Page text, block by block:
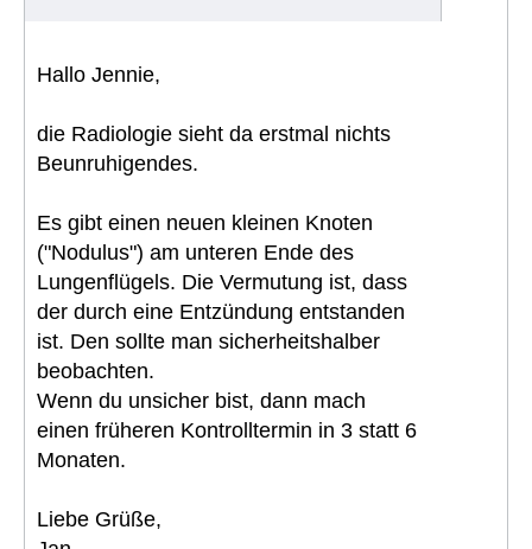
Hallo Jennie,
die Radiologie sieht da erstmal nichts
Beunruhigendes.
Es gibt einen neuen kleinen Knoten
("Nodulus") am unteren Ende des
Lungenflügels. Die Vermutung ist, dass
der durch eine Entzündung entstanden
ist. Den sollte man sicherheitshalber
beobachten.
Wenn du unsicher bist, dann mach
einen früheren Kontrolltermin in 3 statt 6
Monaten.
Liebe Grüße,